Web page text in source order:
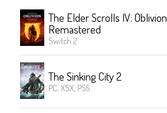
The Elder Scrolls IV: Oblivion
Remastered
Switch 2
The Sinking City 2
PC, XSX, PS5